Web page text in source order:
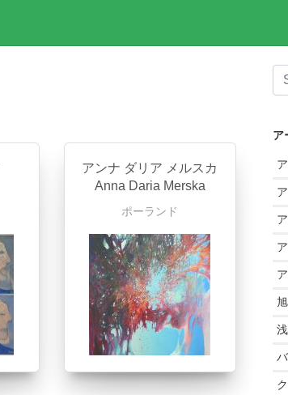
アンナ ダリア メルスカ
Anna Daria Merska
ポーランド
ア